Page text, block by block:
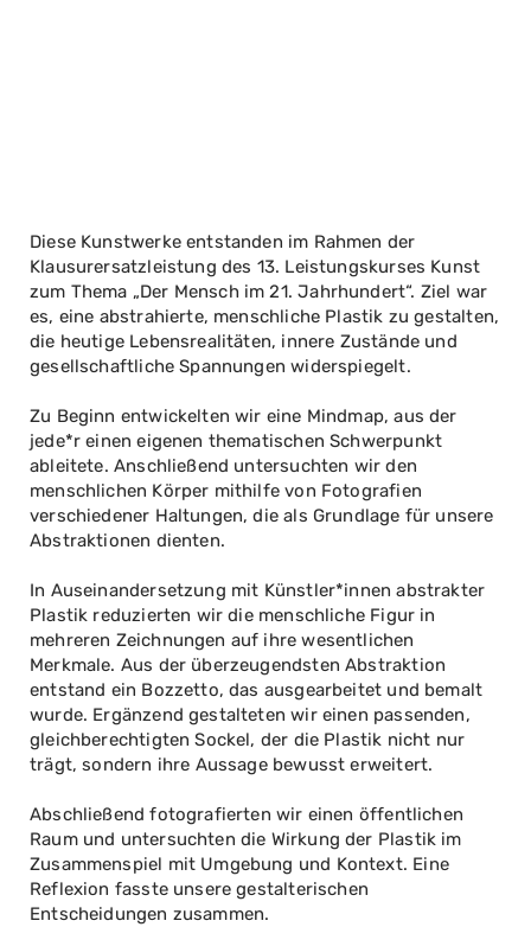
Diese Kunstwerke entstanden im Rahmen der
Klausurersatzleistung des 13. Leistungskurses Kunst
zum Thema „Der Mensch im 21. Jahrhundert“. Ziel war
es, eine abstrahierte, menschliche Plastik zu gestalten,
die heutige Lebensrealitäten, innere Zustände und
gesellschaftliche Spannungen widerspiegelt.
Zu Beginn entwickelten wir eine Mindmap, aus der
jede*r einen eigenen thematischen Schwerpunkt
ableitete. Anschließend untersuchten wir den
menschlichen Körper mithilfe von Fotografien
verschiedener Haltungen, die als Grundlage für unsere
Abstraktionen dienten.
In Auseinandersetzung mit Künstler*innen abstrakter
Plastik reduzierten wir die menschliche Figur in
mehreren Zeichnungen auf ihre wesentlichen
Merkmale. Aus der überzeugendsten Abstraktion
entstand ein Bozzetto, das ausgearbeitet und bemalt
wurde. Ergänzend gestalteten wir einen passenden,
gleichberechtigten Sockel, der die Plastik nicht nur
trägt, sondern ihre Aussage bewusst erweitert.
Abschließend fotografierten wir einen öffentlichen
Raum und untersuchten die Wirkung der Plastik im
Zusammenspiel mit Umgebung und Kontext. Eine
Reflexion fasste unsere gestalterischen
Entscheidungen zusammen.